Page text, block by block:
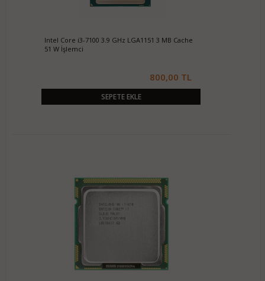
Intel Core i3-7100 3.9 GHz LGA1151 3 MB Cache
51 W İşlemci
800,00 TL
SEPETE EKLE